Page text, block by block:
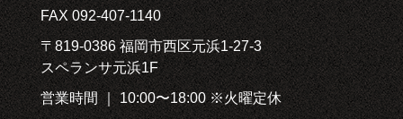
FAX 092-407-1140
〒819-0386 福岡市西区元浜1-27-3
スペランサ元浜1F
営業時間 ｜ 10:00〜18:00 ※火曜定休